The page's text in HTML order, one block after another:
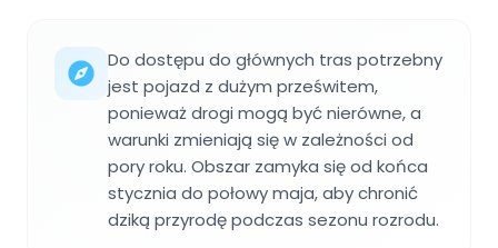
Do dostępu do głównych tras potrzebny
jest pojazd z dużym prześwitem,
ponieważ drogi mogą być nierówne, a
warunki zmieniają się w zależności od
pory roku. Obszar zamyka się od końca
stycznia do połowy maja, aby chronić
dziką przyrodę podczas sezonu rozrodu.